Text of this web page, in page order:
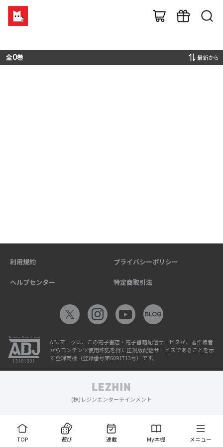
全0巻 最新から
TOP 遊び 連載 My本棚 メニュー
利用規約 プライバシーポリシー
ヘルプセンター 特定商取引法
ABJマークは、この電子書店・電子書籍配信サービスが、著作権者
からコンテンツ使用許諾を得た正規版配信サービスであることを示
す登録商標（登録番号第6091713号）です。
(株)レジンエンターテインメント